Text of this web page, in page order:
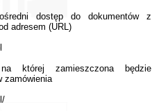
dostęp do dokumentów z
adresem (URL)
której zamieszczona będzie
zamówienia